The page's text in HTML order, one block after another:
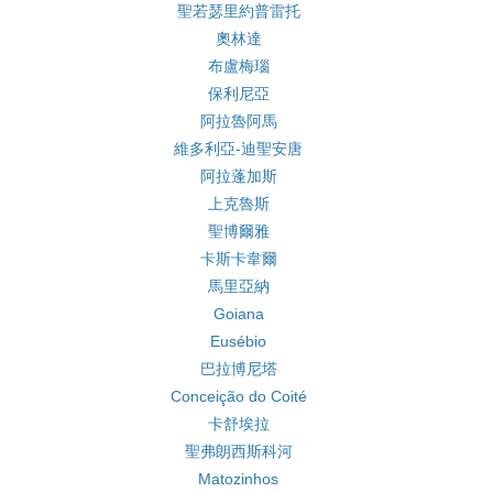
聖若瑟里約普雷托
奧林達
布盧梅瑙
保利尼亞
阿拉魯阿馬
維多利亞-迪聖安唐
阿拉蓬加斯
上克魯斯
聖博爾雅
卡斯卡韋爾
馬里亞納
Goiana
Eusébio
巴拉博尼塔
Conceição do Coité
卡舒埃拉
聖弗朗西斯科河
Matozinhos